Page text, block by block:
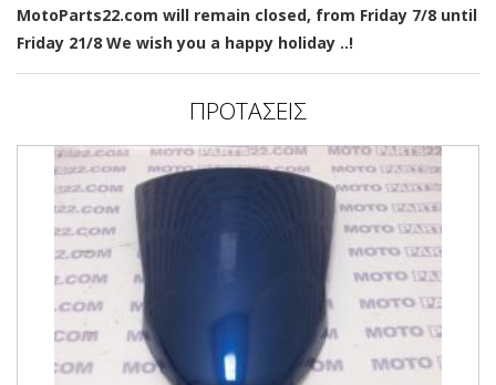
MotoParts22.com will remain closed, from Friday 7/8 until
Friday 21/8 We wish you a happy holiday ..!
ΠΡΟΤΑΣΕΙΣ